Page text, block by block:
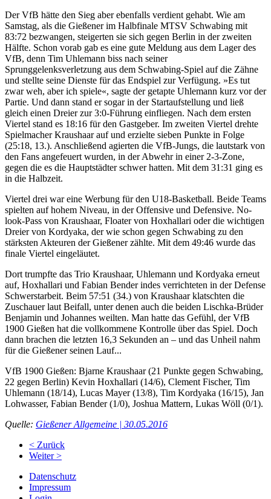
Der VfB hätte den Sieg aber ebenfalls verdient gehabt. Wie am
Samstag, als die Gießener im Halbfinale MTSV Schwabing mit
83:72 bezwangen, steigerten sie sich gegen Berlin in der zweiten
Hälfte. Schon vorab gab es eine gute Meldung aus dem Lager des
VfB, denn Tim Uhlemann biss nach seiner
Sprunggelenksverletzung aus dem Schwabing-Spiel auf die Zähne
und stellte seine Dienste für das Endspiel zur Verfügung. »Es tut
zwar weh, aber ich spiele«, sagte der getapte Uhlemann kurz vor der
Partie. Und dann stand er sogar in der Startaufstellung und ließ
gleich einen Dreier zur 3:0-Führung einfliegen. Nach dem ersten
Viertel stand es 18:16 für den Gastgeber. Im zweiten Viertel drehte
Spielmacher Kraushaar auf und erzielte sieben Punkte in Folge
(25:18, 13.). Anschließend agierten die VfB-Jungs, die lautstark von
den Fans angefeuert wurden, in der Abwehr in einer 2-3-Zone,
gegen die es die Hauptstädter schwer hatten. Mit dem 31:31 ging es
in die Halbzeit.
Viertel drei war eine Werbung für den U18-Basketball. Beide Teams
spielten auf hohem Niveau, in der Offensive und Defensive. No-
look-Pass von Kraushaar, Floater von Hoxhallari oder die wichtigen
Dreier von Kordyaka, der wie schon gegen Schwabing zu den
stärksten Akteuren der Gießener zählte. Mit dem 49:46 wurde das
finale Viertel eingeläutet.
Dort trumpfte das Trio Kraushaar, Uhlemann und Kordyaka erneut
auf, Hoxhallari und Fabian Bender indes verrichteten in der Defense
Schwerstarbeit. Beim 57:51 (34.) von Kraushaar klatschten die
Zuschauer laut Beifall, unter denen auch die beiden Lischka-Brüder
Benjamin und Johannes weilten. Man hatte das Gefühl, der VfB
1900 Gießen hat die vollkommene Kontrolle über das Spiel. Doch
dann brachen die letzten 16,3 Sekunden an – und das Unheil nahm
für die Gießener seinen Lauf...
VfB 1900 Gießen: Bjarne Kraushaar (21 Punkte gegen Schwabing,
22 gegen Berlin) Kevin Hoxhallari (14/6), Clement Fischer, Tim
Uhlemann (18/14), Lucas Mayer (13/8), Tim Kordyaka (16/15), Jan
Lohwasser, Fabian Bender (1/0), Joshua Mattern, Lukas Wöll (0/1).
Quelle: Gießener Allgemeine | 30.05.2016
< Zurück
Weiter >
Datenschutz
Impressum